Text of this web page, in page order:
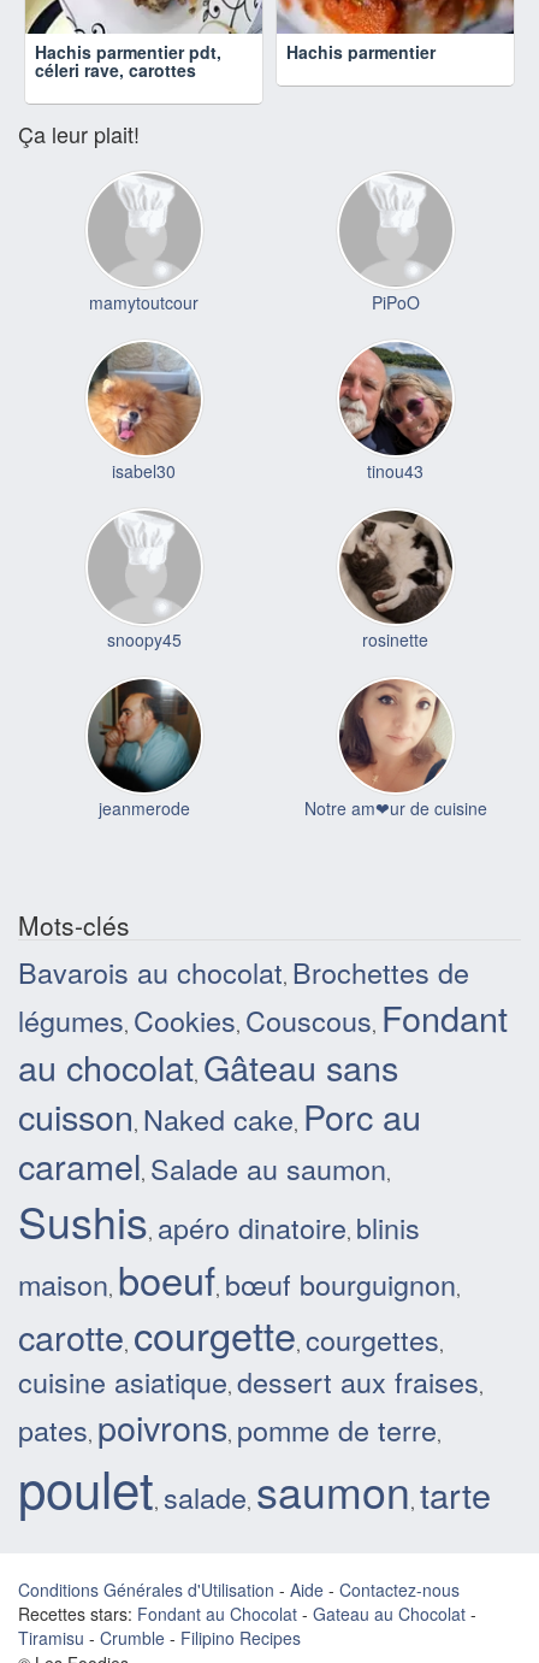
Hachis parmentier pdt,
céleri rave, carottes
Hachis parmentier
Ça leur plait!
mamytoutcour PiPoO
isabel30 tinou43
snoopy45 rosinette
jeanmerode Notre am❤ur de cuisine
Mots-clés
Bavarois au chocolat, Brochettes de
légumes, Cookies, Couscous, Fondant
au chocolat, Gâteau sans
cuisson, Naked cake, Porc au
caramel, Salade au saumon,
Sushis, apéro dinatoire, blinis
maison, boeuf, bœuf bourguignon,
carotte, courgette, courgettes,
cuisine asiatique, dessert aux fraises,
pates, poivrons, pomme de terre,
poulet, salade, saumon, tarte
Conditions Générales d'Utilisation - Aide - Contactez-nous
Recettes stars: Fondant au Chocolat - Gateau au Chocolat -
Tiramisu - Crumble - Filipino Recipes